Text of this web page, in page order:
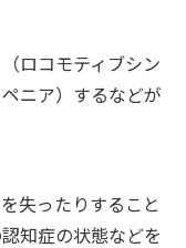
ロコモティブシン
ニア）するなどが
失ったりすること
知症の状態などを